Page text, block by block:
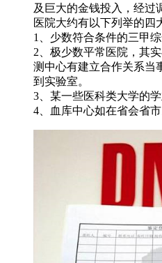
及巨大的金钱投入，经过
医院大约有以下列举的四
1、少数符合条件的三甲
2、极少数平常医院，其
测中心有建立合作关系当
到实验室。
3、某一些医科类大学的学
4、血库中心如在省会省市